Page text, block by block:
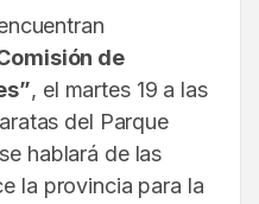
de
, el martes 19 a las
del Parque
hablará de las
la provincia para la